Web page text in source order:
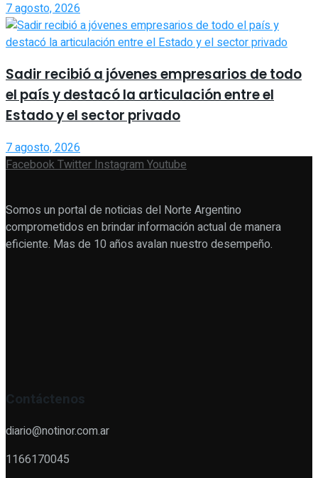
7 agosto, 2026
Sadir recibió a jóvenes empresarios de todo
el país y destacó la articulación entre el
Estado y el sector privado
7 agosto, 2026
FacebookTwitterInstagramYoutube
Somos un portal de noticias del Norte Argentino
comprometidos en brindar información actual de manera
eficiente. Mas de 10 años avalan nuestro desempeño.
Contáctenos
diario@notinor.com.ar
1166170045